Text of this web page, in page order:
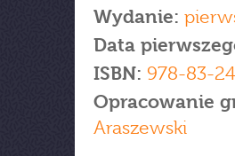
Wydanie:
Data
ISBN: 978-83-
Opracowanie
Araszewski